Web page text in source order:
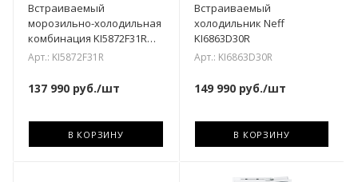
Встраиваемый
морозильно-холодильная
комбинация KI5872F31R
Neff
Арт.: KI5872F31R
137 990 руб./шт
В КОРЗИНУ
Встраиваемый
холодильник Neff
KI6863D30R
Арт.: KI6863D30R
149 990руб./шт
В КОРЗИНУ